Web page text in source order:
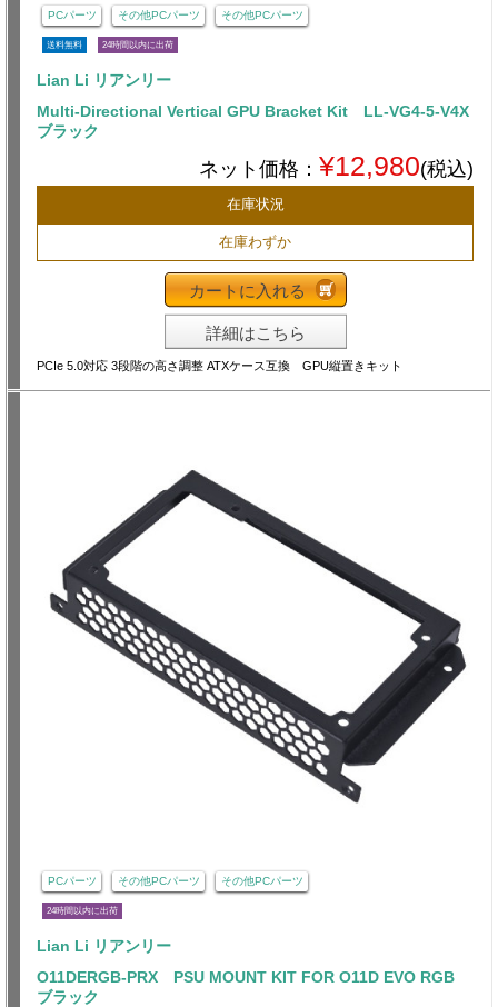
PCパーツ その他PCパーツ その他PCパーツ
送料無料 24時間以内に出荷
Lian Li リアンリー
Multi-Directional Vertical GPU Bracket Kit LL-VG4-5-V4X
ブラック
ネット価格： ¥12,980(税込)
在庫状況
在庫わずか
カートに入れる
詳細はこちら
PCIe 5.0対応 3段階の高さ調整 ATXケース互換 GPU縦置きキット
PCパーツ その他PCパーツ その他PCパーツ
24時間以内に出荷
Lian Li リアンリー
O11DERGB-PRX PSU MOUNT KIT FOR O11D EVO RGB
ブラック